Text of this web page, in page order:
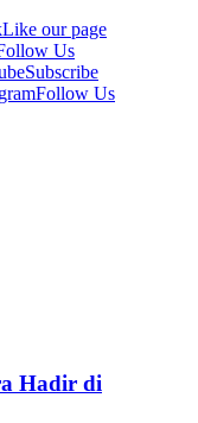
Like our page
Us
Subscribe
Follow Us
Hadir di